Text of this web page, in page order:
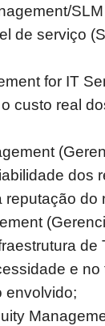
de serviço
for IT
custo real
dos
reputação do
e
envolvido;